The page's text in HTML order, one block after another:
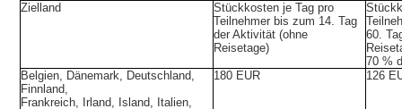
Zielland
Stückkosten je Tag pro
Teilnehmer bis zum 14. Tag
der Aktivität (ohne
Reisetage)
60.
70 %
Belgien, Dänemark, Deutschland,
Finnland,
Frankreich, Irland, Island, Italien,
180 EUR 126